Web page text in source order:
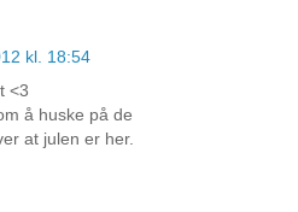
kl. 18:54
<3
å huske på de
at julen er her.